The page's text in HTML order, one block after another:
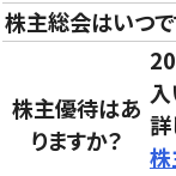
株主総会はいつで
株主優待はあ
りますか？
入
詳